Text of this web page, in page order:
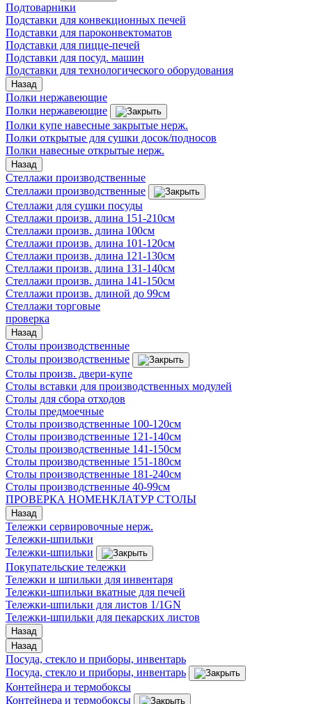
Подтоварники
Подставки для конвекционных печей
Подставки для пароконвектоматов
Подставки для пицце-печей
Подставки для посуд. машин
Подставки для технологического оборудования
Назад
Полки нержавеющие
Полки нержавеющие
Полки купе навесные закрытые нерж.
Полки открытые для сушки досок/подносов
Полки навесные открытые нерж.
Назад
Стеллажи производственные
Стеллажи производственные
Стеллажи для сушки посуды
Стеллажи произв. длина 151-210см
Стеллажи произв. длина 100см
Стеллажи произв. длина 101-120см
Стеллажи произв. длина 121-130см
Стеллажи произв. длина 131-140см
Стеллажи произв. длина 141-150см
Стеллажи произв. длиной до 99см
Стеллажи торговые
проверка
Назад
Столы производственные
Столы производственные
Столы произв. двери-купе
Столы вставки для производственных модулей
Столы для сбора отходов
Столы предмоечные
Столы производственные 100-120см
Столы производственные 121-140см
Столы производственные 141-150см
Столы производственные 151-180см
Столы производственные 181-240см
Столы производственные 40-99см
ПРОВЕРКА НОМЕНКЛАТУР СТОЛЫ
Назад
Тележки сервировочные нерж.
Тележки-шпильки
Тележки-шпильки
Покупательские тележки
Тележки и шпильки для инвентаря
Тележки-шпильки вкатные для печей
Тележки-шпильки для листов 1/1GN
Тележки-шпильки для пекарских листов
Назад
Назад
Посуда, стекло и приборы, инвентарь
Посуда, стекло и приборы, инвентарь
Контейнера и термобоксы
Контейнера и термобоксы